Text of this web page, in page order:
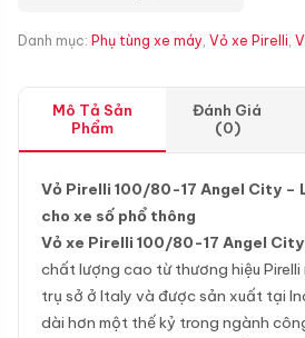
Danh mục: Phụ tùng xe máy, Vỏ xe Pirelli,
Mô Tả Sản
Phẩm
Đánh Giá
(0)
Vỏ Pirelli 100/80-17 Angel City –
cho xe số phổ thông
Vỏ xe Pirelli 100/80-17 Angel City
chất lượng cao từ thương hiệu
trụ sở ở Italy và được sản xuất tại
dài hơn một thế kỷ trong ngành